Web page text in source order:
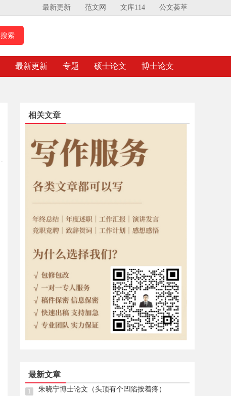
最新更新 范文网 文库114 公文荟萃
最新更新 专题 硕士论文 博士论文
相关文章
最新文章
朱晓宁博士论文（头顶有个凹陷按着疼）